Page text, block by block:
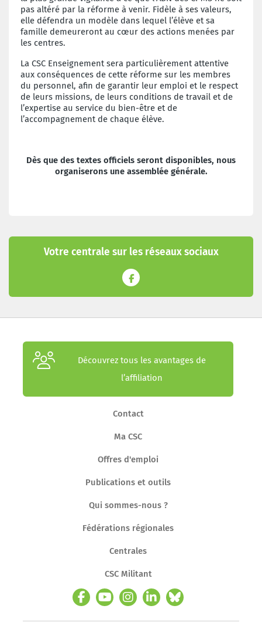
pas altéré par la réforme à venir. Fidèle à ses valeurs,
elle défendra un modèle dans lequel l’élève et sa
famille demeureront au cœur des actions menées par
les centres.
La CSC Enseignement sera particulièrement attentive
aux conséquences de cette réforme sur les membres
du personnel, afin de garantir leur emploi et le respect
de leurs missions, de leurs conditions de travail et de
l’expertise au service du bien-être et de
l’accompagnement de chaque élève.
Dès que des textes officiels seront disponibles, nous
organiserons une assemblée générale.
Votre centrale sur les réseaux sociaux
Découvrez tous les avantages de
l’affiliation
Contact
Ma CSC
Offres d'emploi
Publications et outils
Qui sommes-nous ?
Fédérations régionales
Centrales
CSC Militant